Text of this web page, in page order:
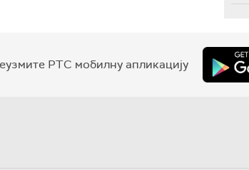
РТС мобилну апликацију